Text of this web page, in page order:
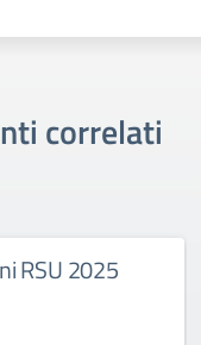
correlati
RSU 2025